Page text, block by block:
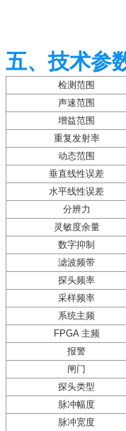
五、技术参
检测范围
声速范围
增益范围
重复发射率
动态范围
垂直线性误差
水平线性误差
分辨力
灵敏度余量
数字抑制
滤波频带
探头频率
采样频率
系统主频
FPGA 主频
报警
闸门
探头类型
脉冲幅度
脉冲宽度